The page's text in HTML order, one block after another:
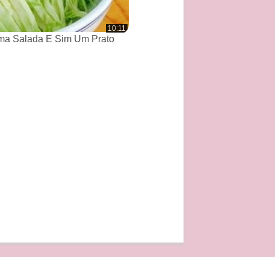
10:11
Salada E Sim Um Prato